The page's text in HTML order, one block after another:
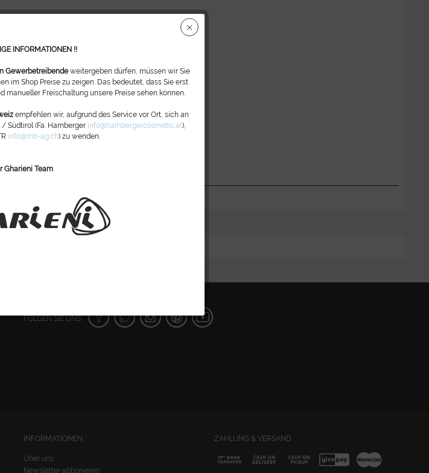
FOLGEN SIE UNS:
INFORMATIONEN
Über uns
Newsletter abbonieren
ZAHLUNG & VERSAND
INFORMATIONEN !!
Gewerbetreibendeweitergeben dürfen, müssen wir Sie
im Shop Preise zu zeigen. Das bedeutet, dass Sie erst
manueller Freischaltung unsere Preise sehen können.
empfehlen wir, aufgrund des Service vor Ort, sich an
Südtirol (Fa. Hamberger info@hambergercosmetic.at),
info@mtr-ag.ch) zu wenden.
Gharieni Team